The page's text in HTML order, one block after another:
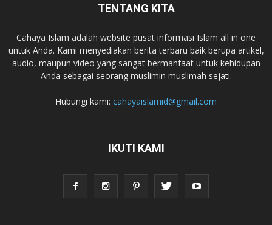
TENTANG KITA
Cahaya Islam adalah website pusat informasi Islam all in one
untuk Anda. Kami menyediakan berita terbaru baik berupa artikel,
audio, maupun video yang sangat bermanfaat untuk kehidupan
Anda sebagai seorang muslimin muslimah sejati.
Hubungi kami: cahayaislamid@gmail.com
IKUTI KAMI